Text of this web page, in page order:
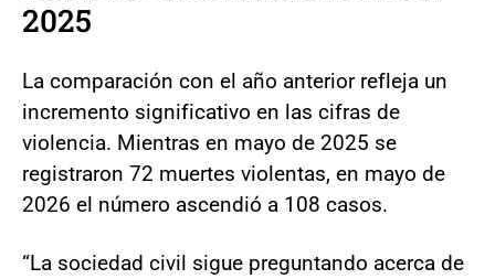
2025
La comparación con el año anterior refleja un
incremento significativo en las cifras de
violencia. Mientras en mayo de 2025 se
registraron 72 muertes violentas, en mayo de
2026 el número ascendió a 108 casos.
“La sociedad civil sigue preguntando acerca de